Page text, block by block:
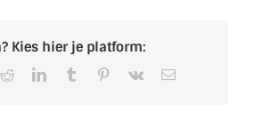
Kies hier je platform:
RedditLinkedInTumblr Pinterest
Vk
E-